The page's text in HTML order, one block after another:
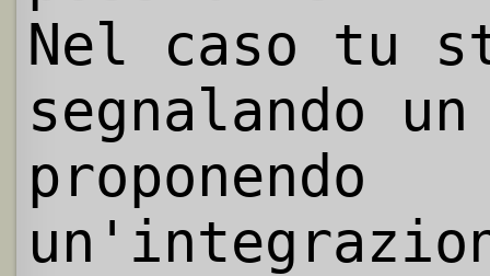
Nel caso tu
segnalando
proponendo